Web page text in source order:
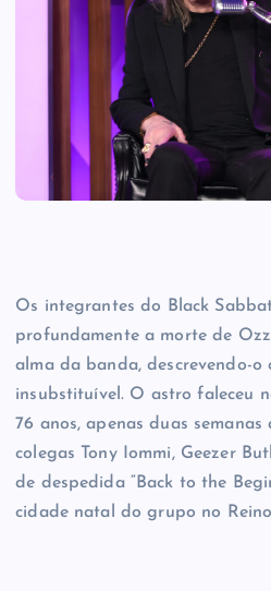
Os integrantes do Black
profundamente a morte de
alma da banda, descrevendo-o
insubstituível. O astro faleceu
76 anos, apenas duas semanas
colegas Tony Iommi, Geezer
de despedida “Back to the
cidade natal do grupo no